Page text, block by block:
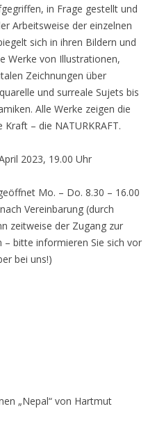
in Frage gestellt und
Arbeitsweise der einzelnen
sich in ihren Bildern und
Werke von Illustrationen,
Zeichnungen über
und surreale Sujets bis
Alle Werke zeigen die
– die NATURKRAFT.
2023, 19.00 Uhr
Mo. – Do. 8.30 – 16.00
Vereinbarung (durch
zeitweise der Zugang zur
– bitte informieren Sie sich vor
bei uns!)
„Nepal“ von Hartmut